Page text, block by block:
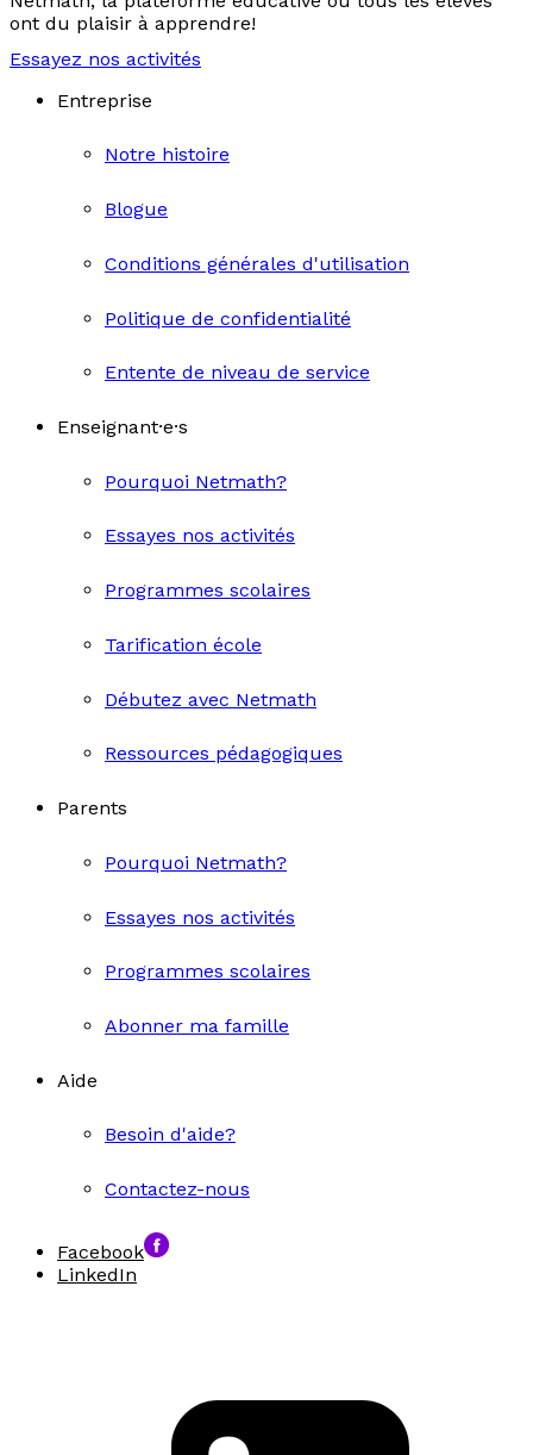
ont du plaisir à apprendre!
Essayez nos activités
Entreprise
Notre histoire
Blogue
Conditions générales d'utilisation
Politique de confidentialité
Entente de niveau de service
Enseignant·e·s
Pourquoi Netmath?
Essayes nos activités
Programmes scolaires
Tarification école
Débutez avec Netmath
Ressources pédagogiques
Parents
Pourquoi Netmath?
Essayes nos activités
Programmes scolaires
Abonner ma famille
Aide
Besoin d'aide?
Contactez-nous
Facebook
LinkedIn